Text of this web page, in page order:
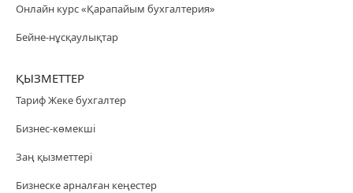
Онлайн курс «Қарапайым бухгалтерия»
Бейне-нұсқаулықтар
ҚЫЗМЕТТЕР
Тариф Жеке бухгалтер
Бизнес-көмекші
Заң қызметтері
Бизнеске арналған кеңестер